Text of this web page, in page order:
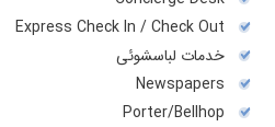
Express Check In / Check Out
خدمات لباسشوئی
Newspapers
Porter/Bellhop